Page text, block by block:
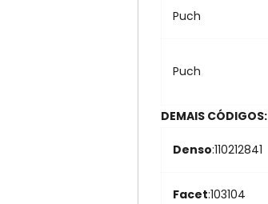
Puch
Puch
DEMAIS CÓDIGOS:
Denso:110212841
Facet:103104